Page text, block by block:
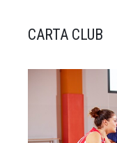
CARTA CLUB